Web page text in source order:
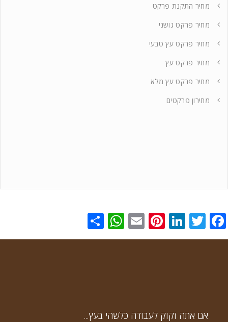
מחיר התקנת פרקט
מחיר פרקט גושני
מחיר פרקט עץ טבעי
מחיר פרקט עץ
מחיר פרקט עץ מלא
מחירון פרקטים
Facebook
Twitter
LinkedIn
Pinterest
Email
WhatsApp
...אם אתה זקוק לעבודה כלשהי בעץ